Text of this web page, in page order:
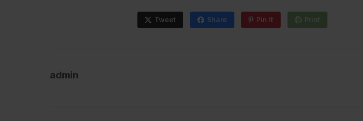
Tweet Share Pin It Print
admin